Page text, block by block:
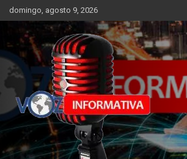
Skip
to
content
domingo, agosto 9, 2026